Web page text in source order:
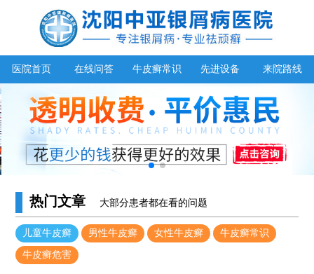
医院首页 在线问答 牛皮癣常识 先进设备 来院路线
热门文章 大部分患者都在看的问题
儿童牛皮癣 男性牛皮癣 女性牛皮癣 牛皮癣常识
牛皮癣危害